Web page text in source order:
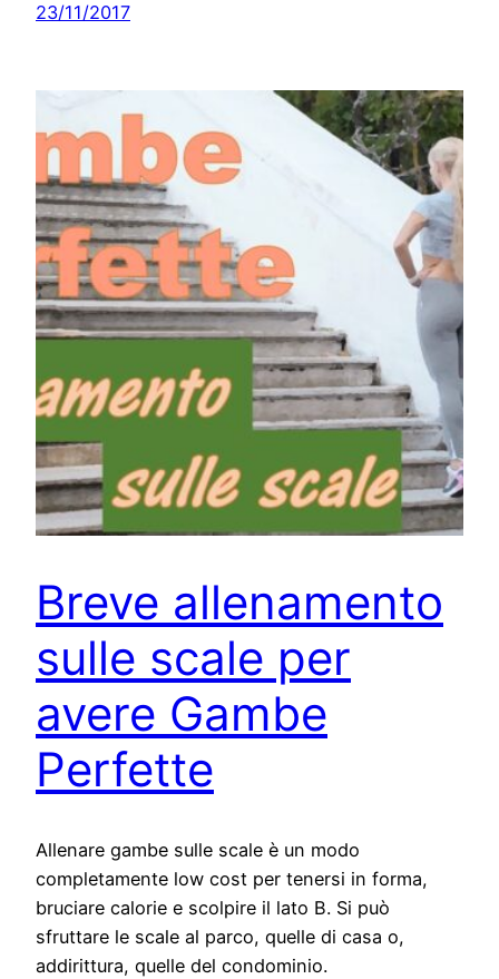
23/11/2017
Breve allenamento
sulle scale per
avere Gambe
Perfette
Allenare gambe sulle scale è un modo
completamente low cost per tenersi in forma,
bruciare calorie e scolpire il lato B. Si può
sfruttare le scale al parco, quelle di casa o,
addirittura, quelle del condominio.